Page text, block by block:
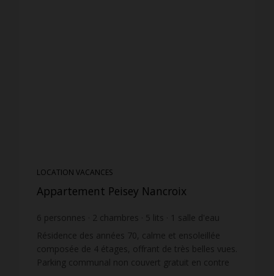
LOCATION VACANCES
Appartement Peisey Nancroix
6 personnes 2 chambres 5 lits 1 salle d'eau
Résidence des années 70, calme et ensoleillée
composée de 4 étages, offrant de très belles vues.
Parking communal non couvert gratuit en contre